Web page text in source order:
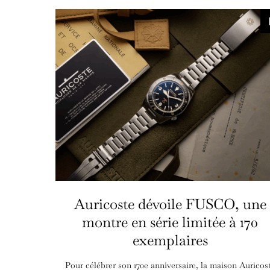
Auricoste dévoile FUSCO, une
montre en série limitée à 170
exemplaires
Pour célébrer son 170e anniversaire, la maison